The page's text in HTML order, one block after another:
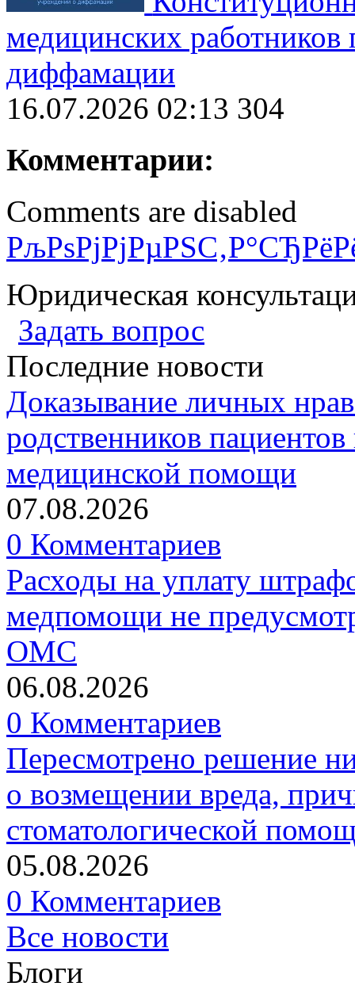
медицинских
диффамации
16.07.2026 02:13 304
Комментарии:
Comments are disabled
Юридическая
Задать вопрос
Последние новости
Доказывание личных
родственников
медицинской помощи
07.08.2026
0 Комментариев
Расходы на уплату
медпомощи не
ОМС
06.08.2026
0 Комментариев
Пересмотрено решение
о возмещении вреда,
стоматологической
05.08.2026
0 Комментариев
Все новости
Блоги